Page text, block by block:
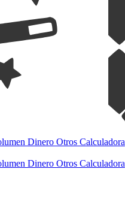
Dinero Otros Calculadora
Dinero Otros Calculadora